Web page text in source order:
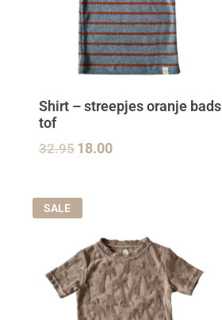
Shirt – streepjes oranje bads
tof
32.95 18.00
SALE